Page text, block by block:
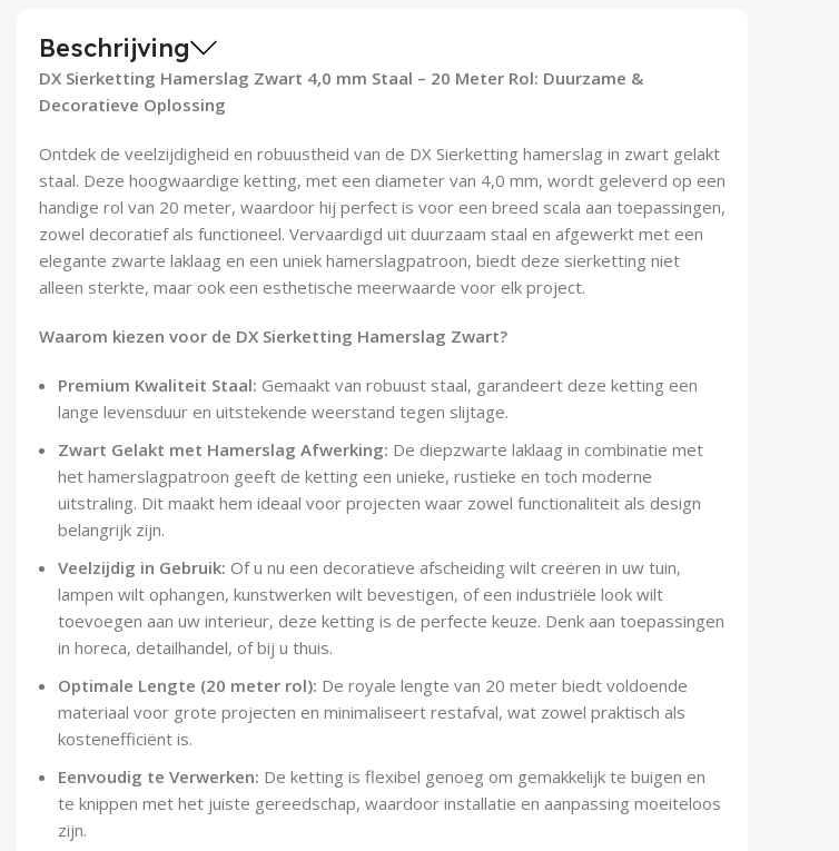
Beschrijving
DX Sierketting Hamerslag Zwart 4,0 mm Staal – 20 Meter Rol: Duurzame &
Decoratieve Oplossing
Ontdek de veelzijdigheid en robuustheid van de DX Sierketting hamerslag in zwart gelakt
staal. Deze hoogwaardige ketting, met een diameter van 4,0 mm, wordt geleverd op een
handige rol van 20 meter, waardoor hij perfect is voor een breed scala aan toepassingen,
zowel decoratief als functioneel. Vervaardigd uit duurzaam staal en afgewerkt met een
elegante zwarte laklaag en een uniek hamerslagpatroon, biedt deze sierketting niet
alleen sterkte, maar ook een esthetische meerwaarde voor elk project.
Waarom kiezen voor de DX Sierketting Hamerslag Zwart?
Premium Kwaliteit Staal: Gemaakt van robuust staal, garandeert deze ketting een
lange levensduur en uitstekende weerstand tegen slijtage.
Zwart Gelakt met Hamerslag Afwerking: De diepzwarte laklaag in combinatie met
het hamerslagpatroon geeft de ketting een unieke, rustieke en toch moderne
uitstraling. Dit maakt hem ideaal voor projecten waar zowel functionaliteit als design
belangrijk zijn.
Veelzijdig in Gebruik: Of u nu een decoratieve afscheiding wilt creëren in uw tuin,
lampen wilt ophangen, kunstwerken wilt bevestigen, of een industriële look wilt
toevoegen aan uw interieur, deze ketting is de perfecte keuze. Denk aan toepassingen
in horeca, detailhandel, of bij u thuis.
Optimale Lengte (20 meter rol): De royale lengte van 20 meter biedt voldoende
materiaal voor grote projecten en minimaliseert restafval, wat zowel praktisch als
kostenefficiënt is.
Eenvoudig te Verwerken: De ketting is flexibel genoeg om gemakkelijk te buigen en
te knippen met het juiste gereedschap, waardoor installatie en aanpassing moeiteloos
zijn.